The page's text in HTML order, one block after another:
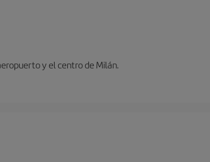
y el centro de Milán.